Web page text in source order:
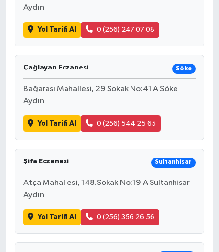
Aydın
Yol Tarifi Al 0 (256) 247 07 08
Çağlayan Eczanesi Söke
Bağarası Mahallesi, 29 Sokak No:41 A Söke
Aydın
Yol Tarifi Al 0 (256) 544 25 65
Şifa Eczanesi Sultanhisar
Atça Mahallesi, 148.Sokak No:19 A Sultanhisar
Aydın
Yol Tarifi Al 0 (256) 356 26 56